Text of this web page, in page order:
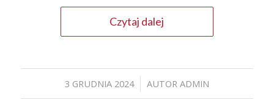
Czytaj dalej
3 GRUDNIA 2024
/ AUTOR ADMIN